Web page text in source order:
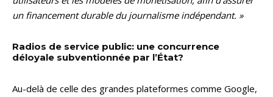
un financement durable du journalisme indépendant. »
Radios de service public: une concurrence
déloyale subventionnée par l’État?
Au-delà de celle des grandes plateformes comme Google,